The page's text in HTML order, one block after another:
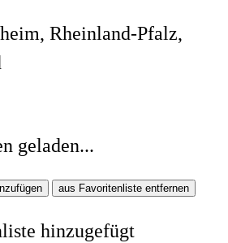
Rheinland-Pfalz,
geladen...
aus Favoritenliste entfernen
hinzugefügt